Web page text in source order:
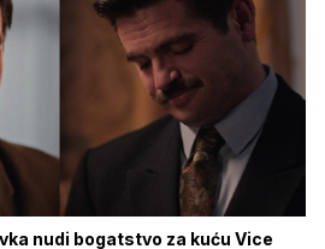
nudi bogatstvo za kuću Vice